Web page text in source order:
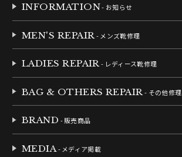
INFORMATION- お知らせ
MEN'S REPAIR - メンズ靴修理
LADIES REPAIR- レディース靴修理
BAG & OTHERS REPAIR - その他修理
BRAND - 販売商品
MEDIA- メディア掲載